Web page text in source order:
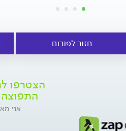
חזור לפורום
הצטרפו
התפוצה
אני